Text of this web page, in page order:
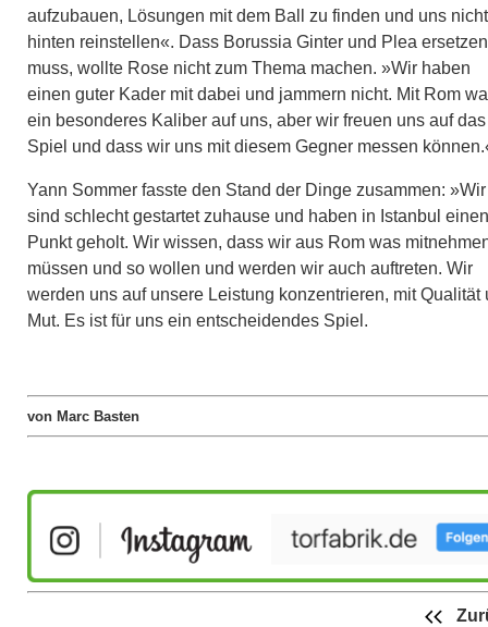
aufzubauen, Lösungen mit dem Ball zu finden und uns nicht
hinten reinstellen«. Dass Borussia Ginter und Plea ersetzen
muss, wollte Rose nicht zum Thema machen. »Wir haben
einen guter Kader mit dabei und jammern nicht. Mit Rom
ein besonderes Kaliber auf uns, aber wir freuen uns auf das
Spiel und dass wir uns mit diesem Gegner messen
Yann Sommer fasste den Stand der Dinge zusammen: »Wir
sind schlecht gestartet zuhause und haben in Istanbul einen
Punkt geholt. Wir wissen, dass wir aus Rom was
müssen und so wollen und werden wir auch auftreten. Wir
werden uns auf unsere Leistung konzentrieren, mit Qualität
Mut. Es ist für uns ein entscheidendes Spiel.
von Marc Basten